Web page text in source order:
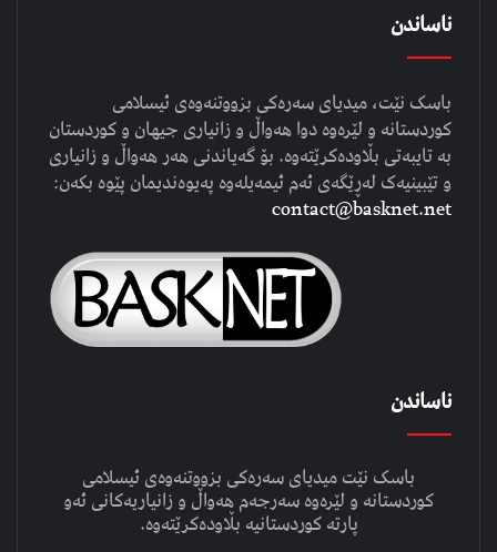
ناساندن
باسک نێت، میدیای سەرەکی بزووتنەوەی ئیسلامی
کوردستانە و لێرەوە دوا هەواڵ و زانیاری جیهان و کوردستان
بە تایبەتی بڵاودەکرێتەوە. بۆ گەیاندنی هەر هەواڵ و زانیاری
و تێبینیەک لەڕێگەی ئەم ئیمەیلەوە پەیوەندیمان پێوە بکەن:
contact@basknet.net
ناساندن
باسک نێت میدیای سەرەکی بزووتنەوەی ئیسلامی
کوردستانە و لێرەوە سەرجەم هەواڵ و زانیاریەکانی ئەو
پارتە کوردستانیە بڵاودەکرێتەوە.